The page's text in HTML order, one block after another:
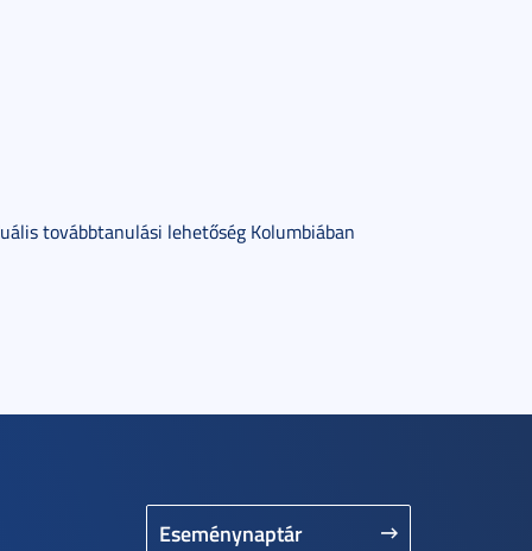
továbbtanulási lehetőség Kolumbiában
Eseménynaptár